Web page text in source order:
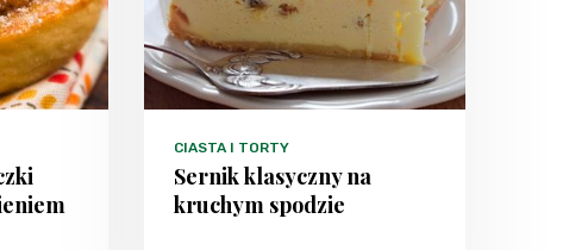
CIASTA I TORTY
Sernik klasyczny na
kruchym spodzie